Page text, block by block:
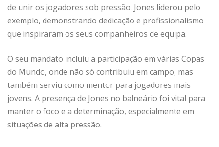
de unir os jogadores sob pressão. Jones liderou pelo
exemplo, demonstrando dedicação e profissionalismo
que inspiraram os seus companheiros de equipa.
O seu mandato incluiu a participação em várias Copas
do Mundo, onde não só contribuiu em campo, mas
também serviu como mentor para jogadores mais
jovens. A presença de Jones no balneário foi vital para
manter o foco e a determinação, especialmente em
situações de alta pressão.